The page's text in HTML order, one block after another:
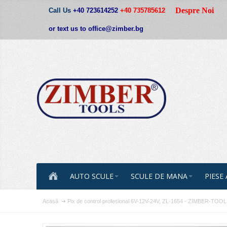
Call Us +40 723614252 +40 735785612
or text us to office@zimber.bg
Despre Noi
AUTO SCULE SCULE DE MANA
Acasă Pix de control profesional 6V-12V-24V, ZL-1654 - ZIMBER-